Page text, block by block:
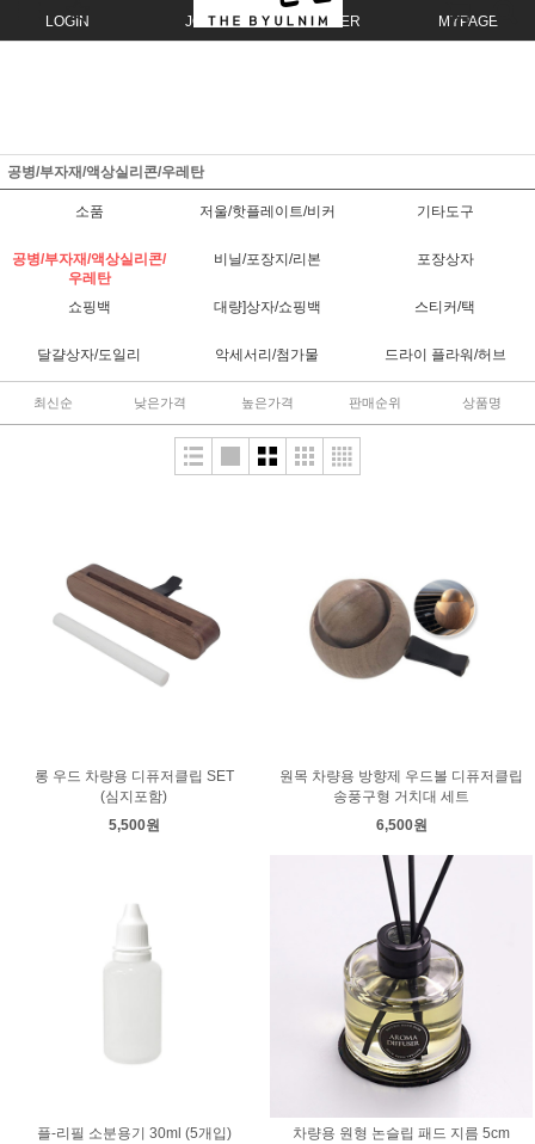
LOGIN JOIN ORDER MYPAGE
공병/부자재/액상실리콘/우레탄
소품 저울/핫플레이트/비커 기타도구
공병/부자재/액상실리콘/
우레탄
비닐/포장지/리본 포장상자
쇼핑백 대량]상자/쇼핑백 스티커/택
달걀상자/도일리 악세서리/첨가물 드라이 플라워/허브
최신순 낮은가격 높은가격 판매순위 상품명
롱 우드 차량용 디퓨저클립 SET
(심지포함)
5,500원
원목 차량용 방향제 우드볼 디퓨저클립
송풍구형 거치대 세트
6,500원
플-리필 소분용기 30ml (5개입)
차량용 원형 논슬립 패드 지름 5cm